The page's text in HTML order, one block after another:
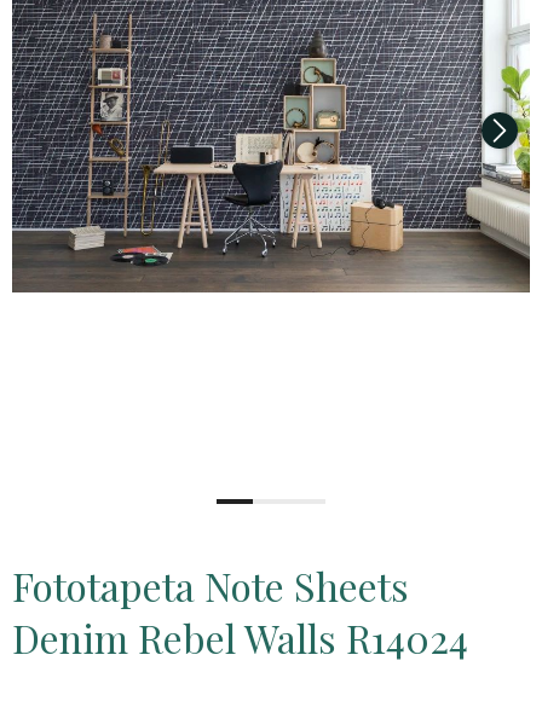
Fototapeta Note Sheets
Denim Rebel Walls R14024